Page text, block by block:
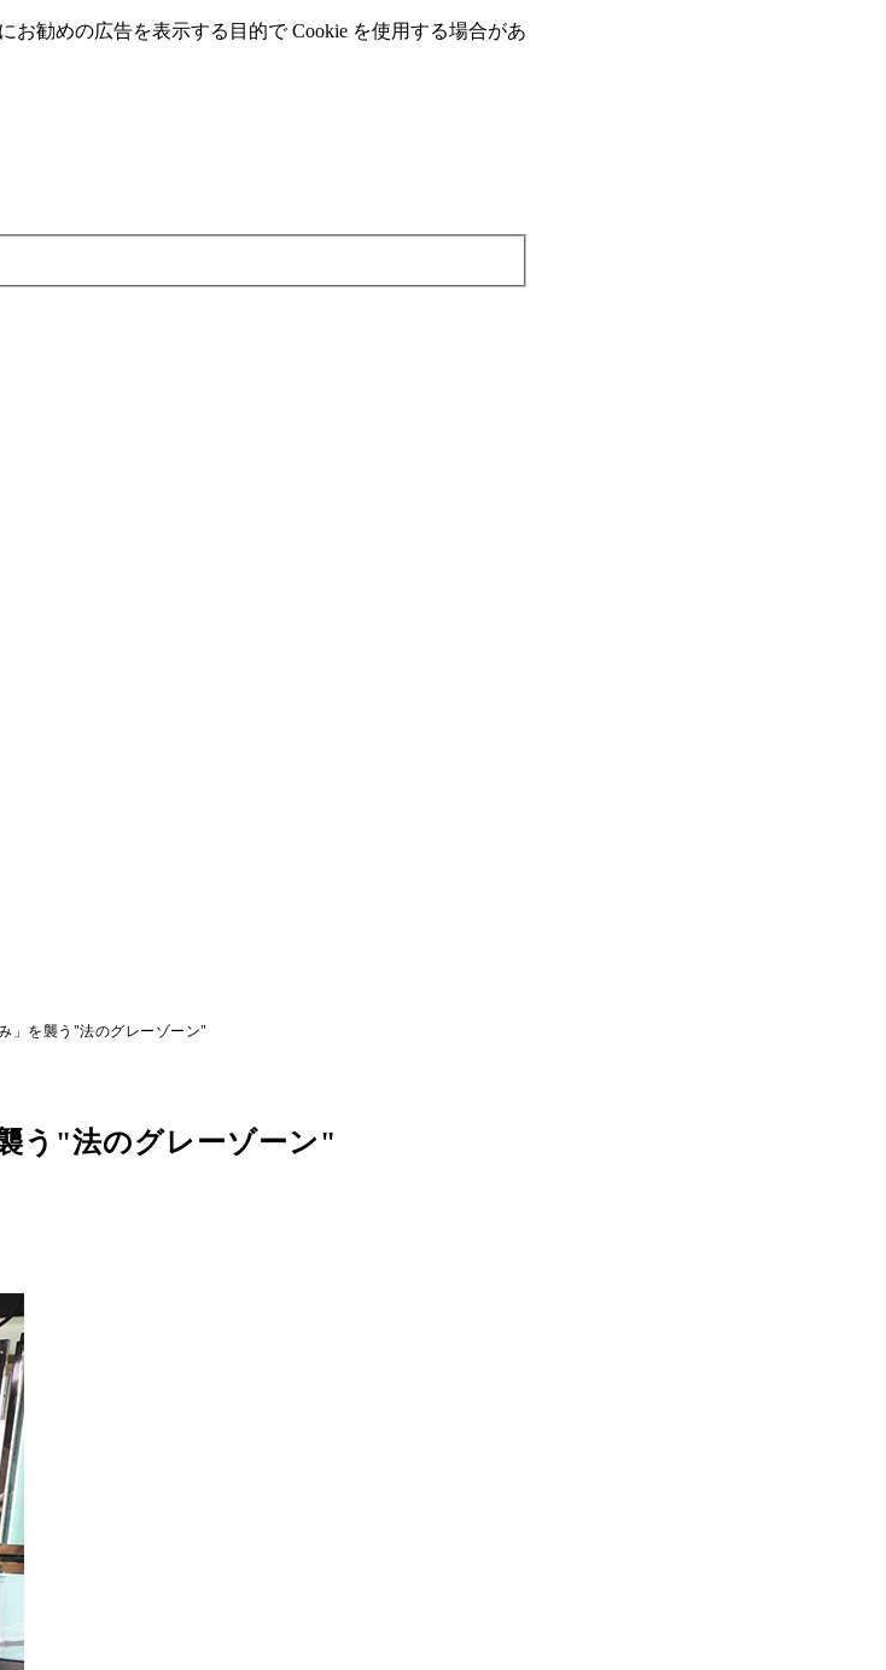
勧めの広告を表⽰する⽬的で Cookie を使⽤する場合があ
」を襲う"法のグレーゾーン"
う"法のグレーゾーン"